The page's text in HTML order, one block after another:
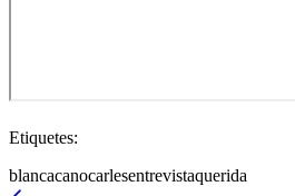
Etiquetes:
blancacanocarlesentrevistaquerida